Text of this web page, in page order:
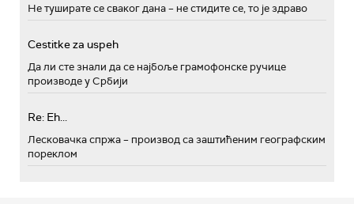
Не туширате се сваког дана – не стидите се, то је здраво
Cestitke za uspeh
Да ли сте знали да се најбоље грамофонске ручице
производе у Србији
Re: Eh...
Лесковачка спржа – производ са заштићеним географским
пореклом